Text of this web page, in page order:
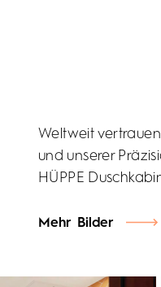
Weltweit
und unserer
HÜPPE
Mehr Bilder